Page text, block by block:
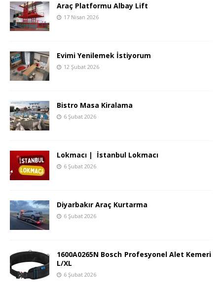
Araç Platformu Albay Lift
17 Nisan 2026
Evimi Yenilemek İstiyorum
12 Şubat 2026
Bistro Masa Kiralama
6 Şubat 2026
Lokmacı | İstanbul Lokmacı
6 Şubat 2026
Diyarbakır Araç Kurtarma
6 Şubat 2026
1600A0265N Bosch Profesyonel Alet Kemeri
L/XL
6 Şubat 2026